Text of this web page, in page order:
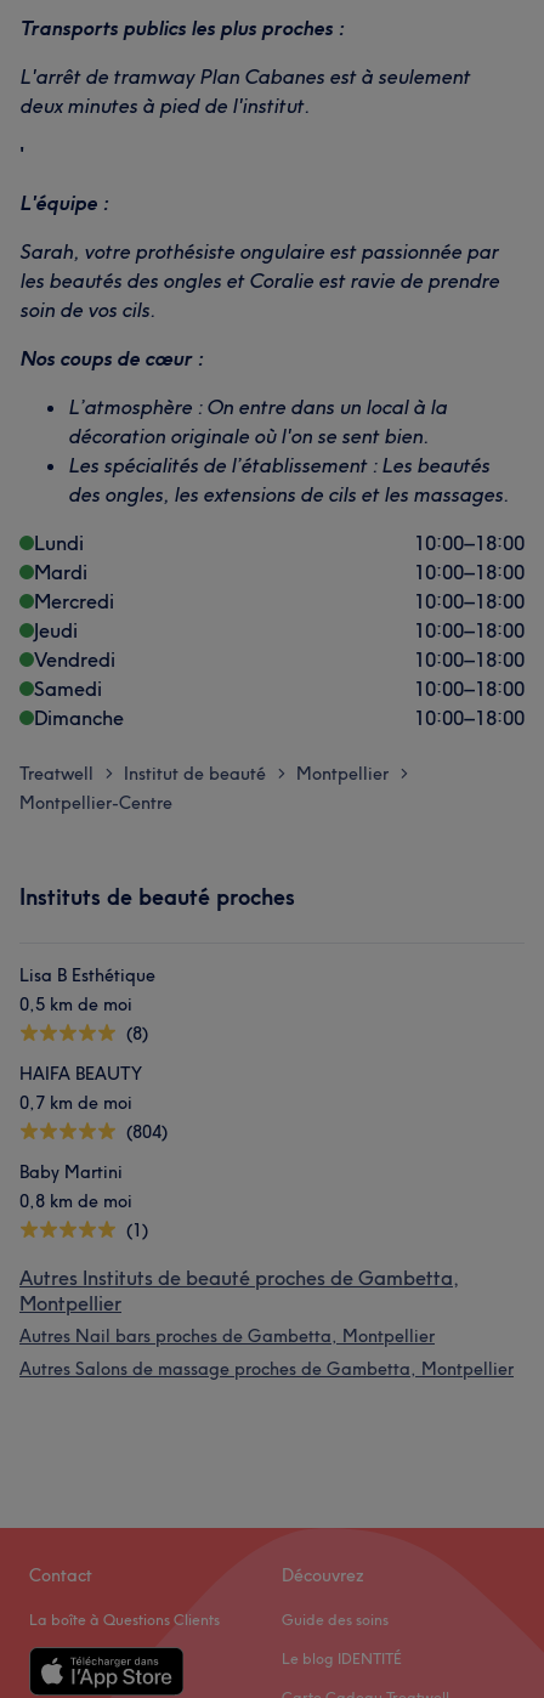
Transports publics les plus proches :
L'arrêt de tramway Plan Cabanes est à seulement
deux minutes à pied de l'institut.
'
L'équipe :
Sarah, votre prothésiste ongulaire est passionnée par
les beautés des ongles et Coralie est ravie de prendre
soin de vos cils.
Nos coups de cœur :
L’atmosphère : On entre dans un local à la
décoration originale où l'on se sent bien.
Les spécialités de l’établissement : Les beautés
des ongles, les extensions de cils et les massages.
Lundi
10:00–18:00
Mardi
10:00–18:00
Mercredi
10:00–18:00
Jeudi
10:00–18:00
Vendredi
10:00–18:00
Samedi
10:00–18:00
Dimanche
10:00–18:00
Treatwell > Institut de beauté > Montpellier >
Montpellier-Centre
Instituts de beauté proches
Lisa B Esthétique
0,5 km de moi
(8)
HAIFA BEAUTY
0,7 km de moi
(804)
Baby Martini
0,8 km de moi
(1)
Autres Instituts de beauté proches de Gambetta,
Montpellier
Autres Nail bars proches de Gambetta, Montpellier
Autres Salons de massage proches de Gambetta, Montpellier
Contact
La boîte à Questions Clients
Découvrez
Guide des soins
Le blog IDENTITÉ